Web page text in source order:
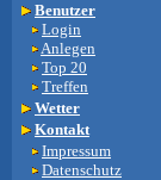
Benutzer
Login
Anlegen
Top 20
Treffen
Wetter
Kontakt
Impressum
Datenschutz